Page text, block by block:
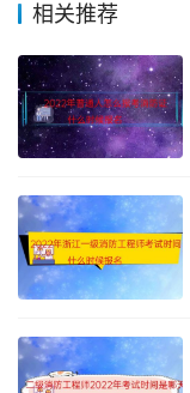
试频道“政策文件”
关事宜。报名时请
名。
相关推荐